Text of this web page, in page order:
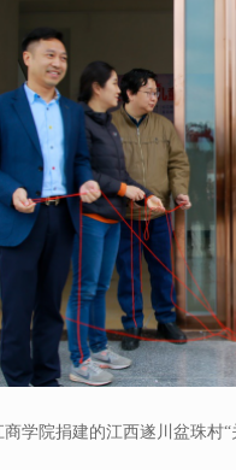
商学院捐建的江西遂川盆珠村